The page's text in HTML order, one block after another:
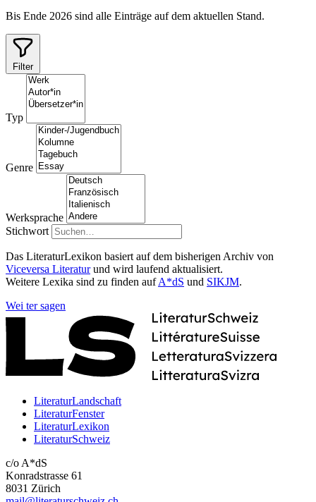
Bis Ende 2026 sind alle Einträge auf dem aktuellen Stand.
Filter
Typ
Genre
Werksprache
Stichwort
Das LiteraturLexikon basiert auf dem bisherigen Archiv von
Viceversa Literaturund wird laufend aktualisiert.
Weitere Lexika sind zu finden aufA*dS und SIKJM.
Wei ter sagen
LiteraturLandschaft
LiteraturFenster
LiteraturLexikon
LiteraturSchweiz
c/o A*dS
Konradstrasse 61
8031 Zürich